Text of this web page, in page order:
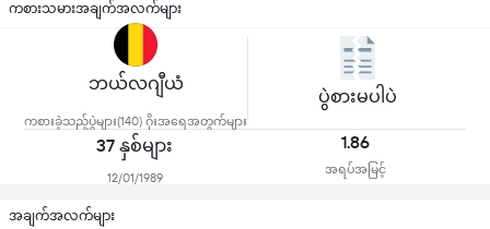
ကစားသမားအချက်အလက်များ
ဘယ်လဂျီယံ
ကစားခဲ့သည့်ပွဲများ(140) ဂိုးအရေအတွက်များ
ပွဲစားမပါပဲ
37 နှစ်များ
12/01/1989
1.86
အရပ်အမြင့်
အချက်အလက်များ